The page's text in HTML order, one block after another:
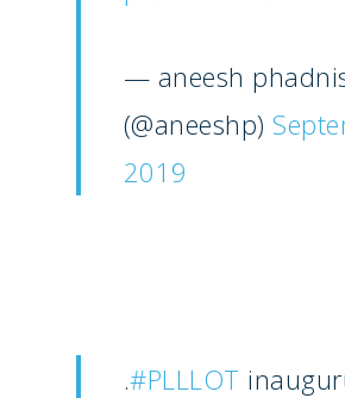
— aneesh
(@aneeshp)
2019
.#PLLLOT